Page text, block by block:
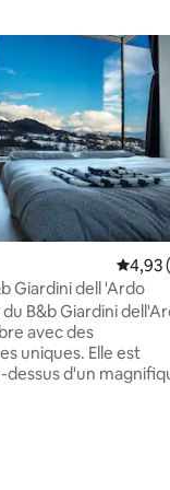
de 98
4,93
Giardini dell 'Ardo
du B&b Giardini
avec des
uniques. Elle est
dessus d'un